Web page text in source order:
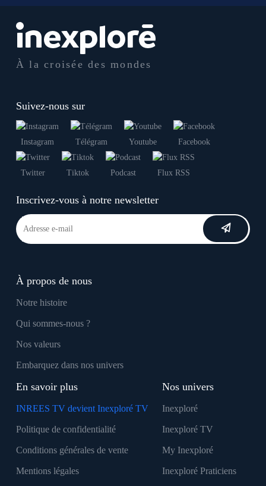
À la croisée des mondes
Suivez-nous sur
Instagram Télégram Youtube Facebook
Twitter Tiktok Podcast Flux RSS
Inscrivez-vous à notre newsletter
À propos de nous
Notre histoire
Qui sommes-nous ?
Nos valeurs
Embarquez dans nos univers
En savoir plus
INREES TV devient Inexploré TV
Politique de confidentialité
Conditions générales de vente
Mentions légales
Nos univers
Inexploré
Inexploré TV
My Inexploré
Inexploré Praticiens